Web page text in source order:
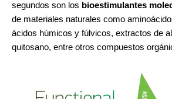
segundos son los bioestimulantes
de materiales naturales como
ácidos húmicos y fúlvicos, extractos de
quitosano, entre otros compuestos